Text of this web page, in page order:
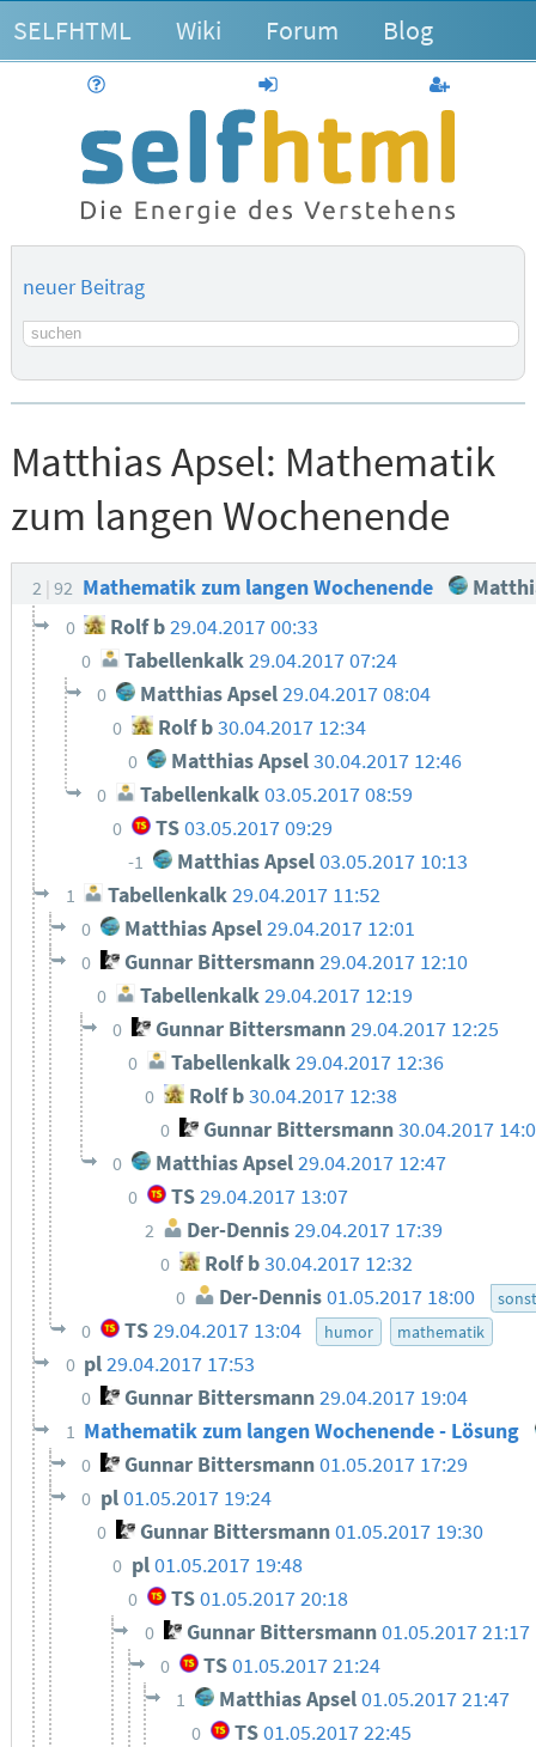
SELFHTML Wiki Forum Blog
anmelden
neuer Beitrag
Suchbegriff
Matthias Apsel: Mathematik
zum langen Wochenende
2 92 Mathematik zum langen Wochenende
0 Rolf b29.04.2017 00:33
0 Tabellenkalk 29.04.2017 07:24
0 Matthias Apsel29.04.2017 08:04
0 Rolf b30.04.2017 12:34
0 Matthias Apsel30.04.2017 12:46
0 Tabellenkalk03.05.2017 08:59
0 TS03.05.2017 09:29
-1 Matthias Apsel03.05.2017 10:13
1 Tabellenkalk29.04.2017 11:52
0 Matthias Apsel 29.04.2017 12:01
0 Gunnar Bittersmann 29.04.2017 12:10
0 Tabellenkalk29.04.2017 12:19
0 Gunnar Bittersmann29.04.2017 12:25
0 Tabellenkalk29.04.2017 12:36
0 Rolf b30.04.2017 12:38
0 Gunnar Bittersmann 30.04.2017
0 Matthias Apsel29.04.2017 12:47
0 TS29.04.2017 13:07
2 Der-Dennis29.04.2017 17:39
0 Rolf b30.04.2017 12:32
0 Der-Dennis01.05.2017 18:00
0 TS 29.04.2017 13:04 humor mathematik
0 pl29.04.2017 17:53
0 Gunnar Bittersmann 29.04.2017 19:04
1 Mathematik zum langen Wochenende - Lösung
0 Gunnar Bittersmann 01.05.2017 17:29
0 pl01.05.2017 19:24
0 Gunnar Bittersmann01.05.2017 19:30
0 pl01.05.2017 19:48
0 TS01.05.2017 20:18
0 Gunnar Bittersmann01.05.2017 21:17
0 TS 01.05.2017 21:24
1 Matthias Apsel01.05.2017 21:47
0 TS01.05.2017 22:45